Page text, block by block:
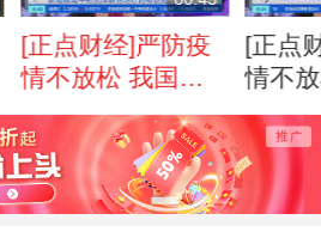
[正点财经]严防疫
情不放松 我国首
家自主知识产权新
冠病毒中和抗体联
合治疗药物获批
[正点
情不
江：8
肺炎
4例